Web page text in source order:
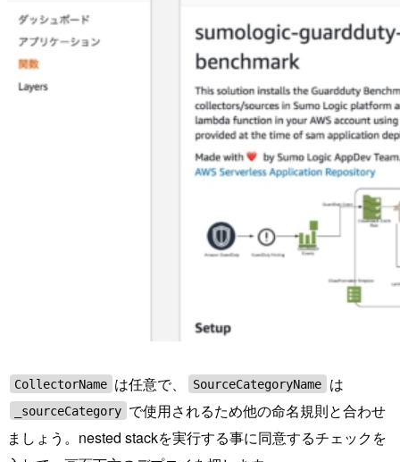
CollectorName は任意で、 SourceCategoryName は
_sourceCategory で使用されるため他の命名規則と合わせ
ましょう。nested stackを実行する事に同意するチェックを